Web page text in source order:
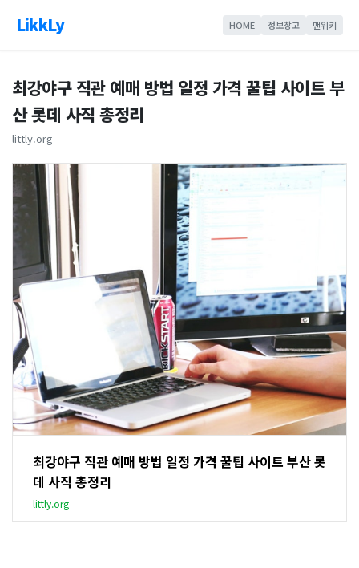
LikkLy HOME 정보창고 맨위키
최강야구 직관 예매 방법 일정 가격 꿀팁 사이트 부
산 롯데 사직 총정리
littly.org
최강야구 직관 예매 방법 일정 가격 꿀팁 사이트 부산 롯
데 사직 총정리
littly.org